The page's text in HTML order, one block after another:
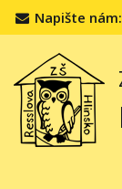
Napište nám: